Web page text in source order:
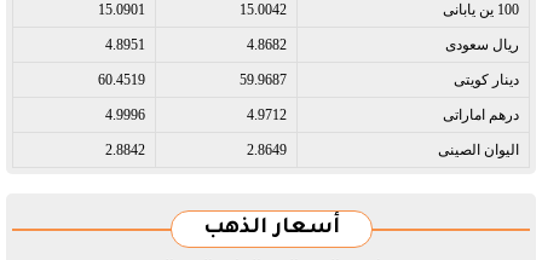
100 ين يابانى​ 15.0042
15.0901
ريال سعودى​ 4.8682
4.8951
دينار كويتى​ 59.9687
60.4519
درهم اماراتى​ 4.9712
4.9996
اليوان الصينى​ 2.8649
2.8842
أسعار الذهب